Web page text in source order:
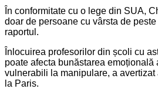
În conformitate cu o lege din SUA,
doar de persoane cu vârsta de
raportul.
Înlocuirea profesorilor din școli cu
poate afecta bunăstarea
vulnerabili la manipulare, a avertizat
la Paris.